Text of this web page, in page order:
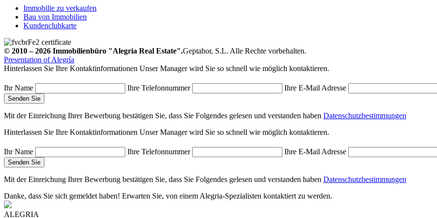
Immobilie zu verkaufen
Bau von Immobilien
Kundenclubkarte
© 2010 – 2026 Immobilienbüro "Alegria Real Estate".Geptahor, S.L. Alle Rechte vorbehalten.
Presentation of Alegría
Hinterlassen Sie Ihre Kontaktinformationen Unser Manager wird Sie so schnell wie möglich kontaktieren.
Ihr Name Ihre Telefonnummer Ihre E-Mail Adresse
Mit der Einreichung Ihrer Bewerbung bestätigen Sie, dass Sie Folgendes gelesen und verstanden haben Datenschutzbestimmungen
Hinterlassen Sie Ihre Kontaktinformationen Unser Manager wird Sie so schnell wie möglich kontaktieren.
Ihr Name Ihre Telefonnummer Ihre E-Mail Adresse
Mit der Einreichung Ihrer Bewerbung bestätigen Sie, dass Sie Folgendes gelesen und verstanden haben Datenschutzbestimmungen
Danke, dass Sie sich gemeldet haben! Erwarten Sie, von einem Alegria-Spezialisten kontaktiert zu werden.
ALEGRIA